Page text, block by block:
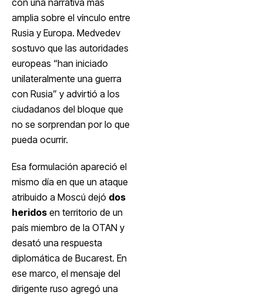
amplia sobre el vínculo entre
Rusia y Europa. Medvedev
sostuvo que las autoridades
europeas “han iniciado
unilateralmente una guerra
con Rusia” y advirtió a los
ciudadanos del bloque que
no se sorprendan por lo que
pueda ocurrir.
Esa formulación apareció el
mismo día en que un ataque
atribuido a Moscú dejó dos
heridos en territorio de un
país miembro de la OTAN y
desató una respuesta
diplomática de Bucarest. En
ese marco, el mensaje del
dirigente ruso agregó una